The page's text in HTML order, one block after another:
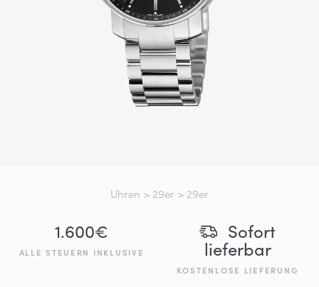
Uhren > 29er > 29er
1.600€
ALLE STEUERN INKLUSIVE
Sofort
lieferbar
KOSTENLOSE LIEFERUNG